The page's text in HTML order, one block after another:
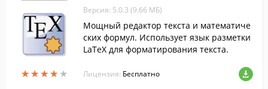
★★★★ ★
★★★★ ★
Версия: 5.0.3 (9.66 МБ)
Мощный редактор текста и математиче
ских формул. Использует язык разметки
LaTeX для форматирования текста.
Лицензия: Бесплатно